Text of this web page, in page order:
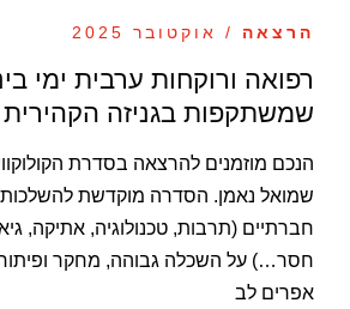
הרצאה / אוקטובר 2025
רפואה ורוקחות ערבית ימי
שמשתקפות בגניזה הקהירית
הנכם מוזמנים להרצאה בסדרת
שמואל נאמן. הסדרה מוקדשת
חברתיים (תרבות, טכנולוגיה, אתיקה,
חסר…) על השכלה גבוהה, מחקר
אפרים לב